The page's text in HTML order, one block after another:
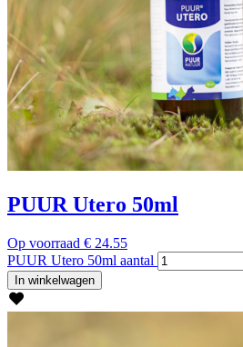
PUUR Utero 50ml
Op voorraad € 24.55
PUUR Utero 50ml aantal
In winkelwagen